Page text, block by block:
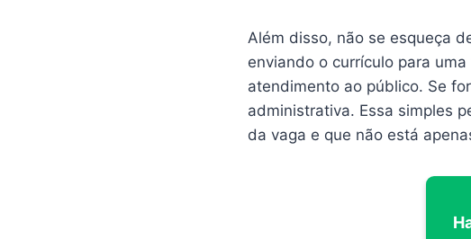
Além disso, não se esqueça
enviando o currículo para
atendimento ao público. Se
administrativa. Essa simples
da vaga e que não está